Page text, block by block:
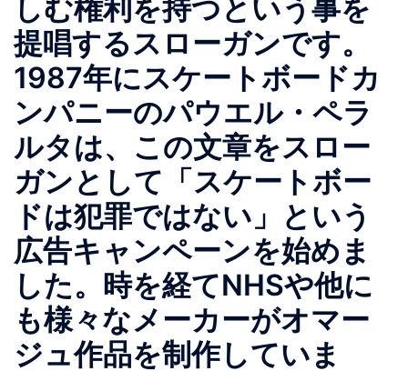
しむ権利を持つという事を
提唱するスローガンです。
1987年にスケートボードカ
ンパニーのパウエル・ペラ
ルタは、この文章をスロー
ガンとして「スケートボー
ドは犯罪ではない」という
広告キャンペーンを始めま
した。時を経てNHSや他に
も様々なメーカーがオマー
ジュ作品を制作していま